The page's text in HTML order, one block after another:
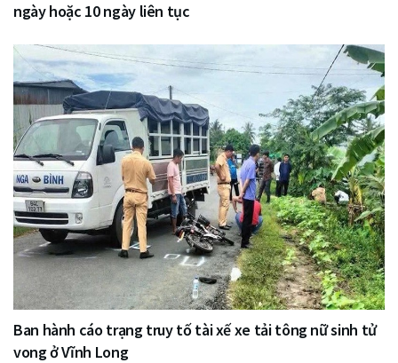
ngày hoặc 10 ngày liên tục
Ban hành cáo trạng truy tố tài xế xe tải tông nữ sinh tử
vong ở Vĩnh Long